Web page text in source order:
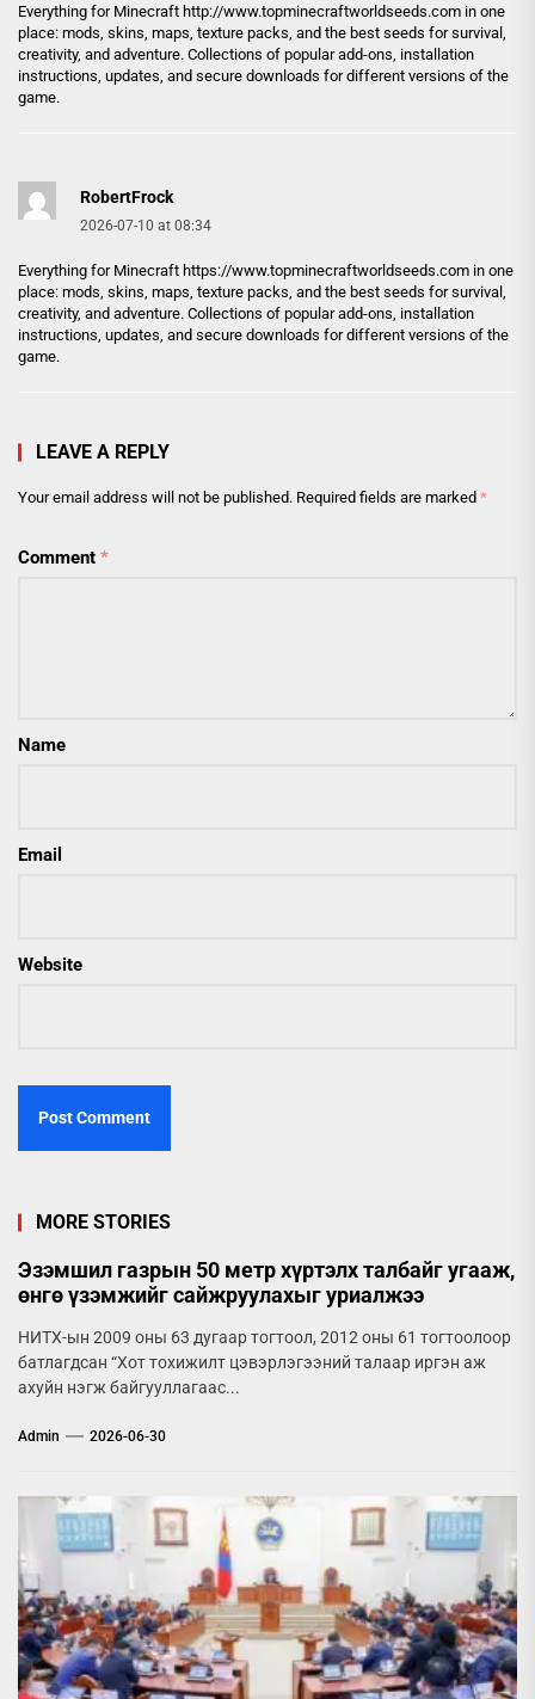
Everything for Minecraft http://www.topminecraftworldseeds.com in one
place: mods, skins, maps, texture packs, and the best seeds for survival,
creativity, and adventure. Collections of popular add-ons, installation
instructions, updates, and secure downloads for different versions of the
game.
RobertFrock
2026-07-10 at 08:34
Everything for Minecraft https://www.topminecraftworldseeds.com in one
place: mods, skins, maps, texture packs, and the best seeds for survival,
creativity, and adventure. Collections of popular add-ons, installation
instructions, updates, and secure downloads for different versions of the
game.
LEAVE A REPLY
Your email address will not be published. Required fields are marked *
Comment *
Name
Email
Website
MORE STORIES
Эзэмшил газрын 50 метр хүртэлх талбайг угааж,
өнгө үзэмжийг сайжруулахыг уриалжээ
НИТХ-ын 2009 оны 63 дугаар тогтоол, 2012 оны 61 тогтоолоор
батлагдсан “Хот тохижилт цэвэрлэгээний талаар иргэн аж
ахуйн нэгж байгууллагаас...
Admin 2026-06-30